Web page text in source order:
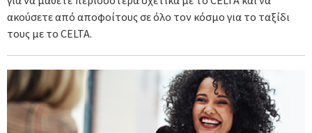
ακούσετε από αποφοίτους σε όλο τον κόσμο για το ταξίδι
τους με το CELTA.